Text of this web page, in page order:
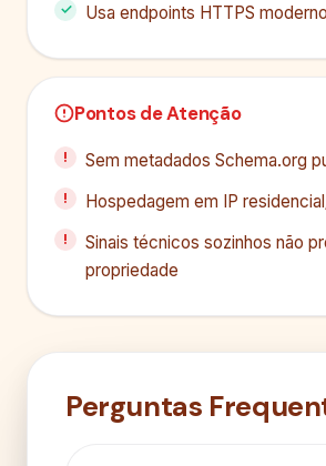
Usa endpoints HTTPS
Pontos de Atenção
Sem metadados Schema.org
Hospedagem em IP
Sinais técnicos sozinhos não
propriedade
Perguntas